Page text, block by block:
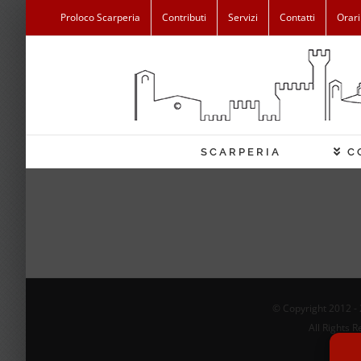
Proloco Scarperia Contributi Servizi Contatti
SCARPERIA
© Copyright 2012 -
All Rights